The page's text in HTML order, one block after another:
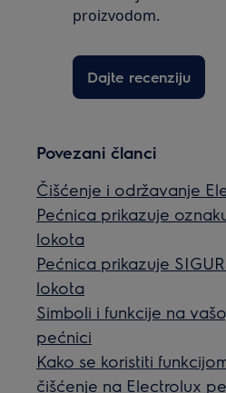
proizvodom.
Dajte recenziju
Povezani članci
Čišćenje i održavanje
Pećnica prikazuje
lokota
Pećnica prikazuje
lokota
Simboli i funkcije na
pećnici
Kako se koristiti
čišćenje na Electrolux